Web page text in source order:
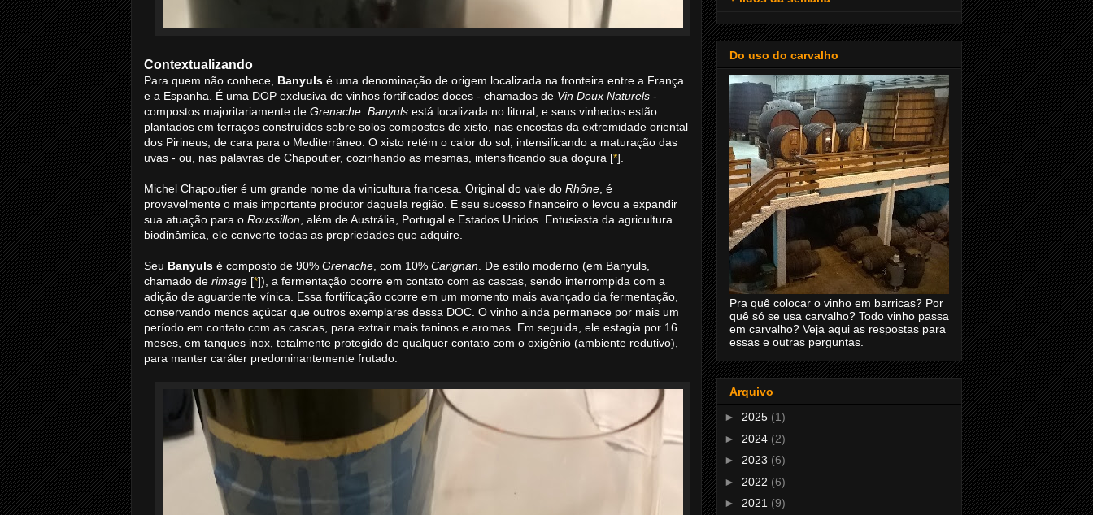
Contextualizando
Para quem não conhece, Banyuls é uma denominação de origem localizada na fronteira entre a França
e a Espanha. É uma DOP exclusiva de vinhos fortificados doces - chamados de Vin Doux Naturels -
compostos majoritariamente de Grenache Banyuls está localizada no litoral, e seus vinhedos estão
plantados em terraços construídos sobre solos compostos de xisto, nas encostas da extremidade oriental
dos Pirineus, de cara para o Mediterrâneo. O xisto retém o calor do sol, intensificando a maturação das
uvas - ou, nas palavras de Chapoutier, cozinhando as mesmas, intensificando sua doçura [*].
Michel Chapoutier é um grande nome da vinicultura francesa. Original do vale do Rhône , é
provavelmente o mais importante produtor daquela região. E seu sucesso financeiro o levou a expandir
sua atuação para o Roussillon , além de Austrália, Portugal e Estados Unidos. Entusiasta da agricultura
biodinâmica, ele converte todas as propriedades que adquire.
Seu Banyuls é composto de 90% Grenache , com 10% Carignan . De estilo moderno (em Banyuls,
chamado de rimage [*]), a fermentação ocorre em contato com as cascas, sendo interrompida com a
adição de aguardente vínica. Essa fortificação ocorre em um momento mais avançado da fermentação,
conservando menos açúcar que outros exemplares dessa DOC. O vinho ainda permanece por mais um
período em contato com as cascas, para extrair mais taninos e aromas. Em seguida, ele estagia por 16
meses, em tanques inox, totalmente protegido de qualquer contato com o oxigênio (ambiente redutivo),
para manter caráter predominantemente frutado.
Do uso do carvalho
Pra quê colocar o vinho em barricas? Por
quê só se usa carvalho? Todo vinho passa
em carvalho? Veja aqui as respostas para
essas e outras perguntas.
Arquivo
► 2025 (1)
► 2024 (2)
► 2023 (6)
► 2022 (6)
► 2021 (9)